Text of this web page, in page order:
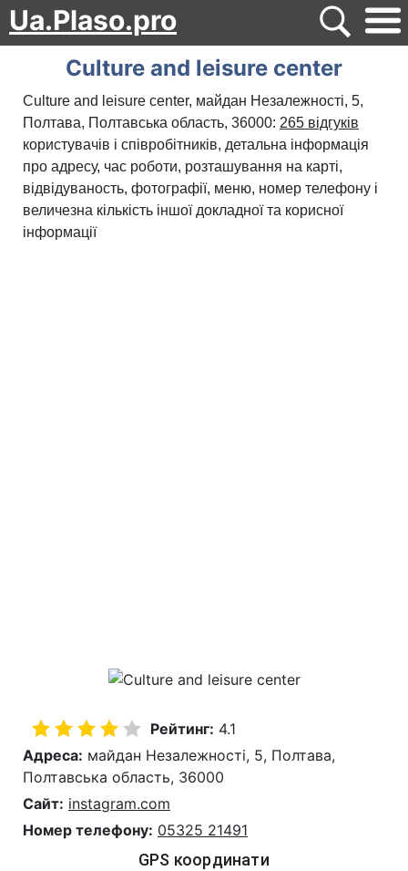
Ua.Plaso.pro
Culture and leisure center
Culture and leisure center, майдан Незалежності, 5,
Полтава, Полтавська область, 36000: 265 відгуків
користувачів і співробітників, детальна інформація
про адресу, час роботи, розташування на карті,
відвідуваность, фотографії, меню, номер телефону і
величезна кількість іншої докладної та корисної
інформації
Рейтинг: 4.1
Адреса: майдан Незалежності, 5, Полтава,
Полтавська область, 36000
Сайт: instagram.com
Номер телефону: 05325 21491
GPS координати